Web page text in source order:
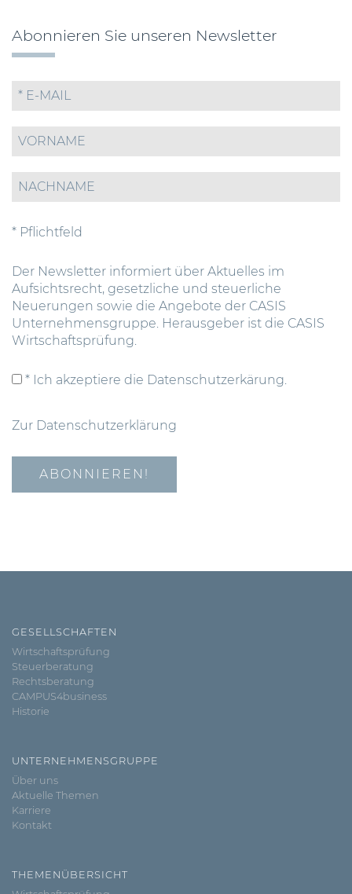
Abonnieren Sie unseren Newsletter
* Pflichtfeld
Der Newsletter informiert über Aktuelles im
Aufsichtsrecht, gesetzliche und steuerliche
Neuerungen sowie die Angebote der CASIS
Unternehmensgruppe. Herausgeber ist die CASIS
Wirtschaftsprüfung.
* Ich akzeptiere die Datenschutzerkärung.
Zur Datenschutzerklärung
GESELLSCHAFTEN
Wirtschaftsprüfung
Steuerberatung
Rechtsberatung
CAMPUS4business
Historie
UNTERNEHMENSGRUPPE
Über uns
Aktuelle Themen
Karriere
Kontakt
THEMENÜBERSICHT